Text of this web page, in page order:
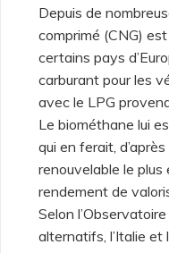
Depuis de
comprimé (CNG)
certains pays
carburant pour les
avec le LPG
Le biométhane lui
qui en ferait,
renouvelable le
rendement de
Selon
alternatifs, l’Italie et